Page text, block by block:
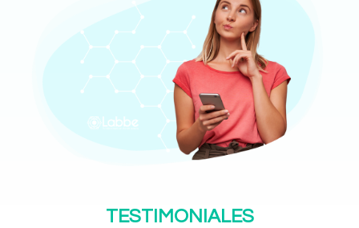
TESTIMONIALES